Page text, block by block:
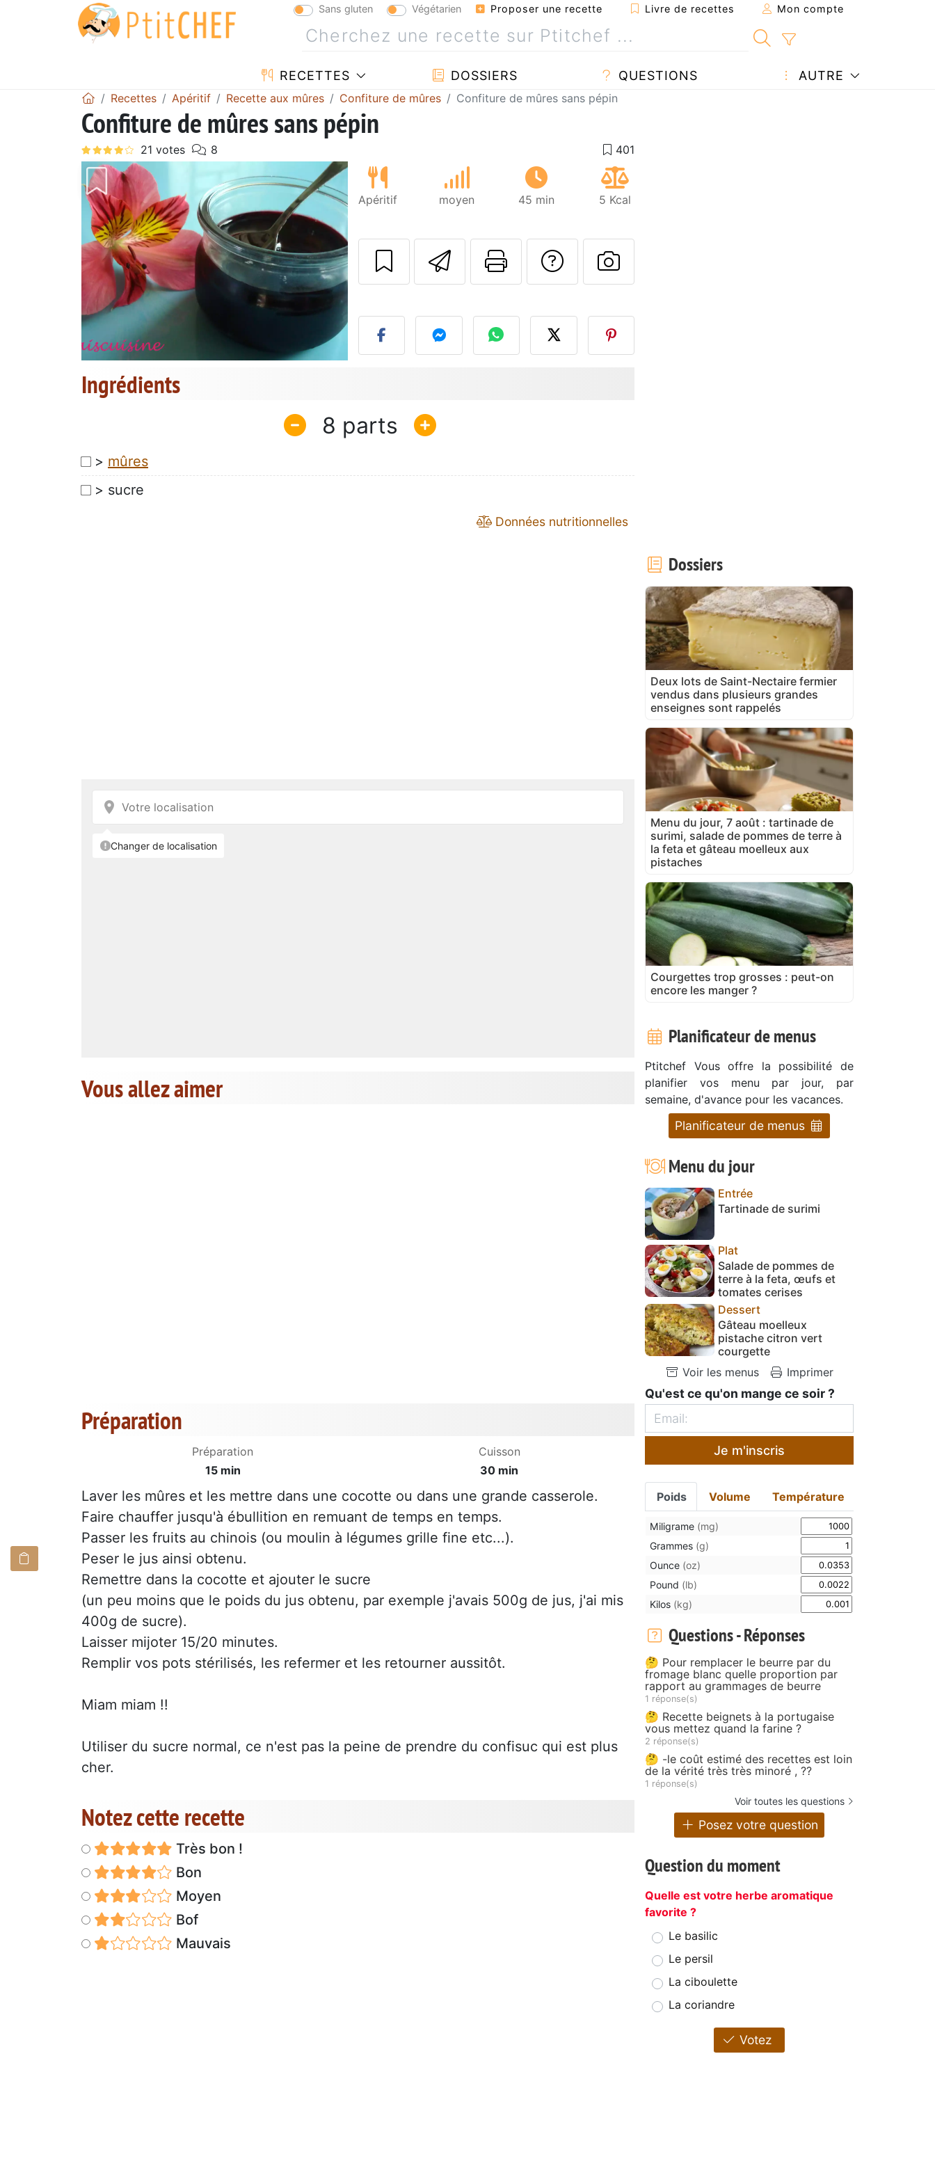
Sans gluten Végétarien Proposer une recette Livre de recettes Mon compte
RECETTES DOSSIERS QUESTIONS AUTRE
Recettes Apéritif Recette aux mûres Confiture de mûres Confiture de mûres sans pépin
Confiture de mûres sans pépin
Apéritif moyen 45 min 5 Kcal
Envoyer cette recette à un ami
Imprimer cette page
Poser une question à l'auteur
Publier votre photo de cette
Ingrédients
8
> mûres
> sucre
Données nutritionnelles
Vous allez aimer
Préparation
Préparation
15 min
Cuisson
30 min
Laver les mûres et les mettre dans une cocotte ou dans une grande casserole.
Faire chauffer jusqu'à ébullition en remuant de temps en temps.
Passer les fruits au chinois (ou moulin à légumes grille fine etc...).
Peser le jus ainsi obtenu.
Remettre dans la cocotte et ajouter le sucre
(un peu moins que le poids du jus obtenu, par exemple j'avais 500g de jus, j'ai mis
400g de sucre).
Laisser mijoter 15/20 minutes.
Remplir vos pots stérilisés, les refermer et les retourner aussitôt.
Miam miam !!
Utiliser du sucre normal, ce n'est pas la peine de prendre du confisuc qui est plus
cher.
Notez cette recette
Très bon !
Bon
Moyen
Bof
Mauvais
Dossiers
Deux lots de Saint-Nectaire fermier
vendus dans plusieurs grandes
enseignes sont rappelés
Menu du jour, 7 août : tartinade de
surimi, salade de pommes de terre à
la feta et gâteau moelleux aux
pistaches
Courgettes trop grosses : peut-on
encore les manger ?
Planificateur de menus
Ptitchef Vous offre la possibilité de
planifier vos menu par jour, par
semaine, d'avance pour les vacances.
Planificateur de menus
Menu du jour
Entrée
Tartinade de surimi
Plat
Salade de pommes de
terre à la feta, œufs et
tomates cerises
Dessert
Gâteau moelleux
pistache citron vert
courgette
Voir les menus
Imprimer
Qu'est ce qu'on mange ce soir ?
Je m'inscris
Poids Volume Température
Miligrame (mg)
Grammes (g)
Ounce (oz)
Pound (lb)
Kilos (kg)
Questions - Réponses
🤔 Pour remplacer le beurre par du
fromage blanc quelle proportion par
rapport au grammages de beurre
1 réponse(s)
🤔 Recette beignets à la portugaise
vous mettez quand la farine ?
2 réponse(s)
🤔 -le coût estimé des recettes est loin
de la vérité très très minoré , ??
1 réponse(s)
Voir toutes les questions
Posez votre question
Question du moment
Quelle est votre herbe aromatique
favorite ?
Le basilic
Le persil
La ciboulette
La coriandre
Votez